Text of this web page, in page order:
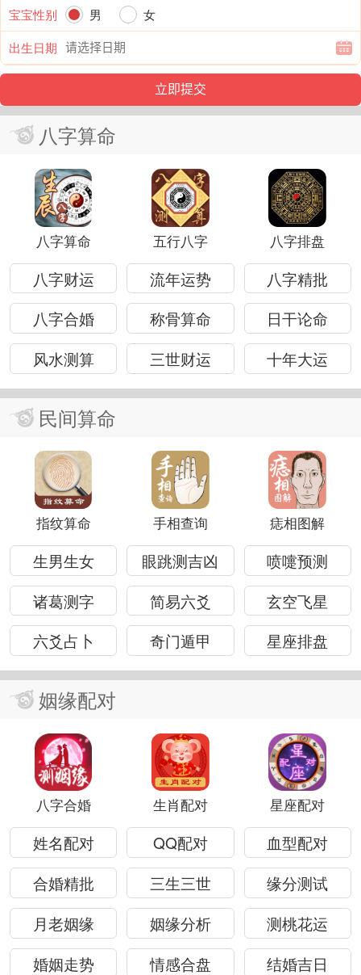
宝宝性别 男
女
出生日期
八字算命
八字算命 五行八字 八字排盘
八字财运 流年运势
八字精批
八字合婚
称骨算命
日干论命
风水测算
三世财运 十年大运
民间算命
指纹算命 手相查询 痣相图解
生男生女 眼跳测吉凶
喷嚏预测
诸葛测字
简易六爻
玄空飞星
六爻占卜
奇门遁甲 星座排盘
姻缘配对
八字合婚 生肖配对 星座配对
姓名配对 QQ配对
血型配对
合婚精批
三生三世
缘分测试
月老姻缘
姻缘分析
测桃花运
婚姻走势
情感合盘 结婚吉日